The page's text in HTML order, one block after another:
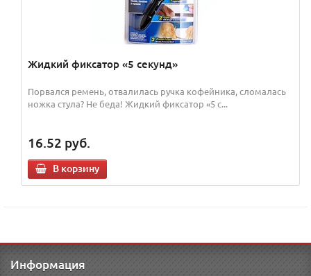
Жидкий фиксатор «5 секунд»
Порвался ремень, отвалилась ручка кофейника, сломалась
ножка стула? Не беда! Жидкий фиксатор «5 с...
16.52 руб.
В корзину
Информация